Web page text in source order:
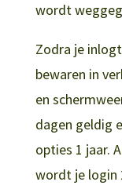
wordt
Zodra je
bewaren in
en
dagen geldig
opties 1 jaar.
wordt je login